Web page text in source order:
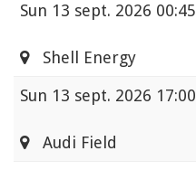
Sun 13 sept. 2026 00:45
Shell Energy
Sun 13 sept. 2026 17:00
Audi Field